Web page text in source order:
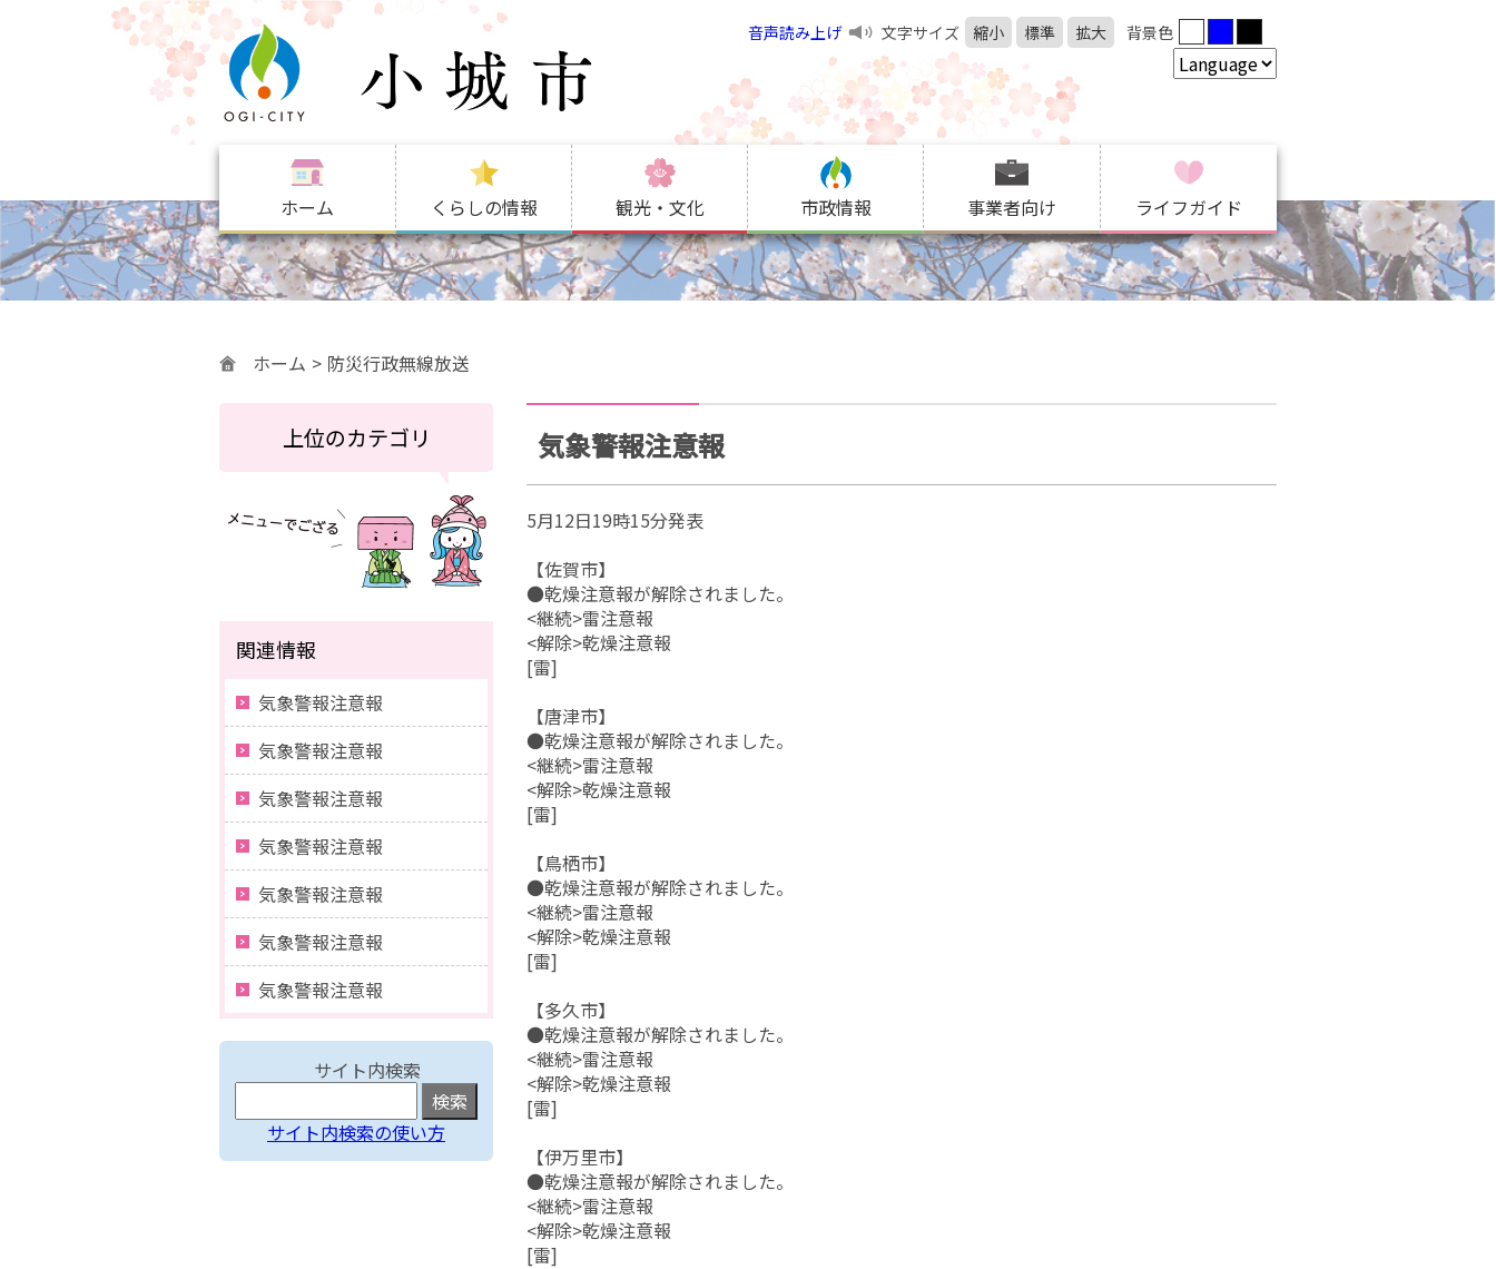
音声読み上げ 文字サイズ 縮小 標準 拡大 背景色
ホーム くらしの情報 観光・文化 市政情報 事業者向け ライフガイド
ホーム 防災行政無線放送
気象警報注意報
5月12日19時15分発表
【佐賀市】
●乾燥注意報が解除されました。
<継続>雷注意報
<解除>乾燥注意報
[雷]
【唐津市】
●乾燥注意報が解除されました。
<継続>雷注意報
<解除>乾燥注意報
[雷]
【鳥栖市】
●乾燥注意報が解除されました。
<継続>雷注意報
<解除>乾燥注意報
[雷]
【多久市】
●乾燥注意報が解除されました。
<継続>雷注意報
<解除>乾燥注意報
[雷]
【伊万里市】
●乾燥注意報が解除されました。
<継続>雷注意報
<解除>乾燥注意報
[雷]
上位のカテゴリ
関連情報
気象警報注意報
気象警報注意報
気象警報注意報
気象警報注意報
気象警報注意報
気象警報注意報
気象警報注意報
サイト内検索
サイト内検索の使い方